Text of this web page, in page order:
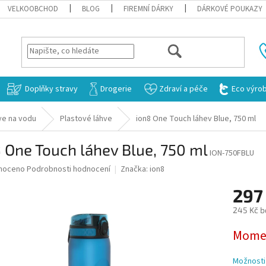
VELKOOBCHOD BLOG FIREMNÍ DÁRKY DÁRKOVÉ POUKAZY
HLEDAT
Doplňky stravy Drogerie Zdraví a péče Eco
na vodu Plastové láhve ion8 One Touch láhev Blue, 750 ml
One Touch láhev Blue, 750 mlION-750FBLU
Podrobnosti hodnocení Značka: ion8
297
245 Kč
cena: